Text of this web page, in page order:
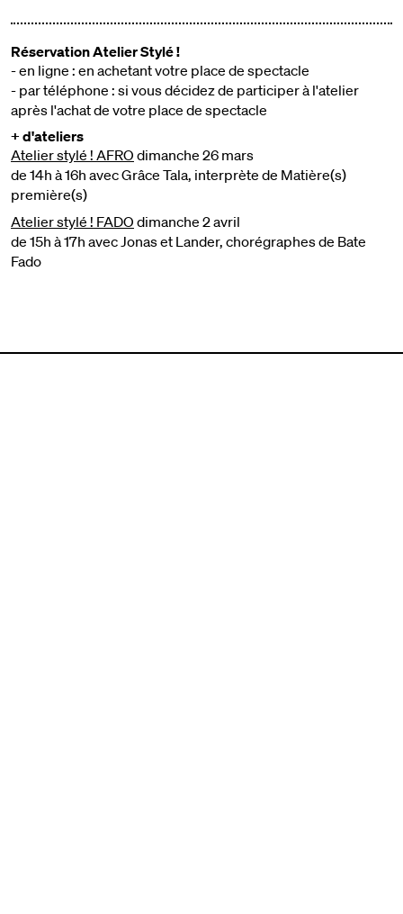
Réservation Atelier Stylé !
- en ligne : en achetant votre place de spectacle
- par téléphone : si vous décidez de participer à l'atelier
après l'achat de votre place de spectacle
+ d'ateliers
Atelier stylé ! AFRO dimanche 26 mars
de 14h à 16h avec Grâce Tala, interprète de Matière(s)
première(s)
Atelier stylé ! FADO dimanche 2 avril
de 15h à 17h avec Jonas et Lander, chorégraphes de Bate
Fado